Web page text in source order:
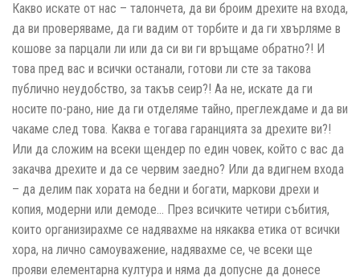
Какво искате от нас – талончета, да ви броим дрехите на входа,
да ви проверяваме, да ги вадим от торбите и да ги хвърляме в
кошове за парцали ли или да си ви ги връщаме обратно?! И
това пред вас и всички останали, готови ли сте за такова
публично неудобство, за такъв сеир?! Аа не, искате да ги
носите по-рано, ние да ги отделяме тайно, преглеждаме и да ви
чакаме след това. Каква е тогава гаранцията за дрехите ви?!
Или да сложим на всеки щендер по един човек, който с вас да
закачва дрехите и да се червим заедно? Или да вдигнем входа
– да делим пак хората на бедни и богати, маркови дрехи и
копия, модерни или демоде… През всичките четири събития,
които организирахме се надявахме на някаква етика от всички
хора, на лично самоуважение, надявахме се, че всеки ще
прояви елементарна култура и няма да допусне да донесе